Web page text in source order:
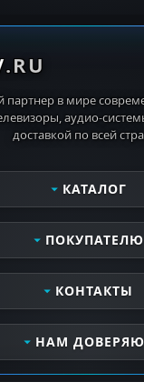
.RU
в мире
аудио-
доставкой по всей
КАТАЛОГ
Телевизоры
Мониторы
Аудио-
Кронштейны для ТВ
MIELE OUTDOOR
Бытовая техника
ПОКУПАТЕЛЮ
Сервисные услуги
Оплата и получение
Контактная
Доставка и
Все о компании
КОНТАКТЫ
НАМ